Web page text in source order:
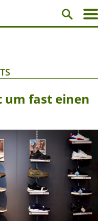
um fast einen